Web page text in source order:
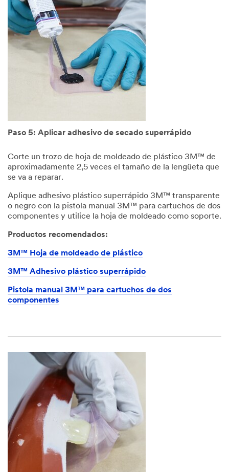
Paso 5: Aplicar adhesivo de secado superrápido
Corte un trozo de hoja de moldeado de plástico 3M™ de
aproximadamente 2,5 veces el tamaño de la lengüeta que
se va a reparar.
Aplique adhesivo plástico superrápido 3M™ transparente
o negro con la pistola manual 3M™ para cartuchos de dos
componentes y utilice la hoja de moldeado como soporte.
Productos recomendados:
3M™ Hoja de moldeado de plástico
3M™ Adhesivo plástico superrápido
Pistola manual 3M™ para cartuchos de dos
componentes